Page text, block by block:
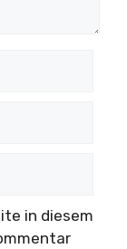
in diesem